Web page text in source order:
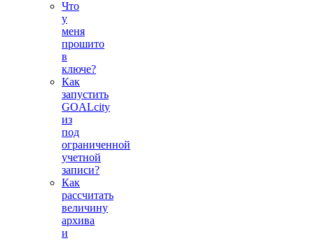
Что
у
меня
прошито
в
ключе?
Как
запустить
GOALcity
из
под
ограниченной
учетной
записи?
Как
рассчитать
величину
архива
и